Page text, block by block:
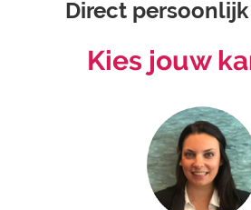
Direct
Kies jouw